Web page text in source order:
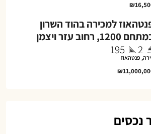
למכירה בהוד השרון
1200, רחוב עזר ויצמן
2
195
פנטהאוז
נכסים